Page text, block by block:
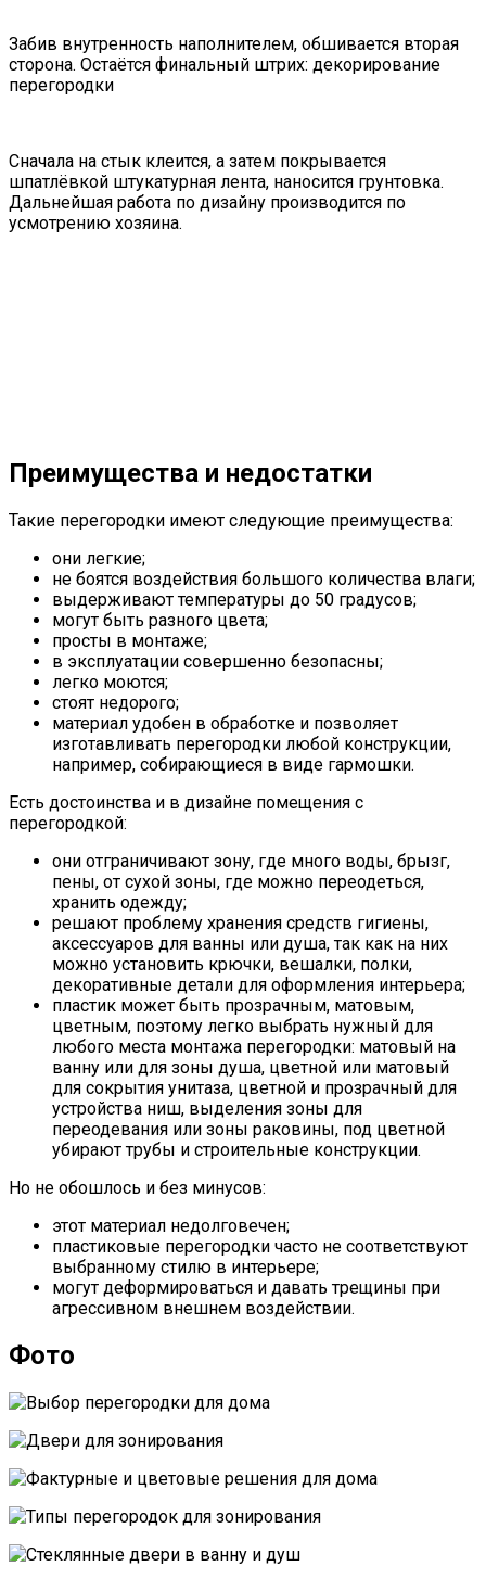
Забив внутренность наполнителем, обшивается вторая
сторона. Остаётся финальный штрих: декорирование
перегородки
Сначала на стык клеится, а затем покрывается
шпатлёвкой штукатурная лента, наносится грунтовка.
Дальнейшая работа по дизайну производится по
усмотрению хозяина.
Преимущества и недостатки
Такие перегородки имеют следующие преимущества:
они легкие;
не боятся воздействия большого количества влаги;
выдерживают температуры до 50 градусов;
могут быть разного цвета;
просты в монтаже;
в эксплуатации совершенно безопасны;
легко моются;
стоят недорого;
материал удобен в обработке и позволяет
изготавливать перегородки любой конструкции,
например, собирающиеся в виде гармошки.
Есть достоинства и в дизайне помещения с
перегородкой:
они отграничивают зону, где много воды, брызг,
пены, от сухой зоны, где можно переодеться,
хранить одежду;
решают проблему хранения средств гигиены,
аксессуаров для ванны или душа, так как на них
можно установить крючки, вешалки, полки,
декоративные детали для оформления интерьера;
пластик может быть прозрачным, матовым,
цветным, поэтому легко выбрать нужный для
любого места монтажа перегородки: матовый на
ванну или для зоны душа, цветной или матовый
для сокрытия унитаза, цветной и прозрачный для
устройства ниш, выделения зоны для
переодевания или зоны раковины, под цветной
убирают трубы и строительные конструкции.
Но не обошлось и без минусов:
этот материал недолговечен;
пластиковые перегородки часто не соответствуют
выбранному стилю в интерьере;
могут деформироваться и давать трещины при
агрессивном внешнем воздействии.
Фото